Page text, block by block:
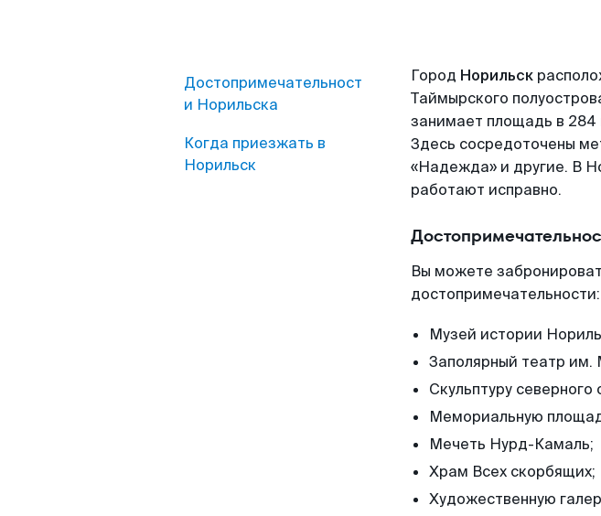
Достопримечательност
и Норильска
Когда приезжать в
Норильск
Город Норильск
Таймырского
занимает площадь в 284
Здесь сосредоточены
«Надежда» и другие. В
работают исправно.
Вы можете
достопримечательности:
Музей истории
Заполярный театр им.
Скульптуру северного
Мемориальную
Мечеть Нурд-Камаль;
Храм Всех скорбящих;
Художественную